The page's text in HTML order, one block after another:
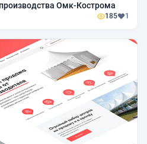
Омк-Кострома
185 1